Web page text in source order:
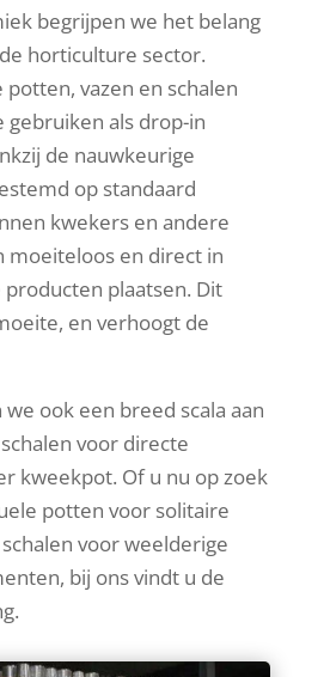
begrijpen we het belang
horticulture sector.
potten, vazen en schalen
als drop-in
de nauwkeurige
op standaard
kwekers en andere
moeiteloos en direct in
plaatsen. Dit
en verhoogt de
ook een breed scala aan
voor directe
kweekpot. Of u nu op zoek
potten voor solitaire
voor weelderige
bij ons vindt u de